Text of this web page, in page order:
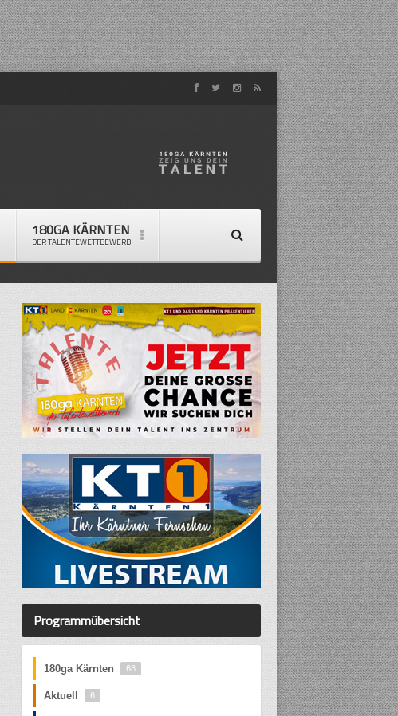
180GA KÄRNTEN
DER TALENTEWETTBEWERB
Programmübersicht
180ga Kärnten 68
Aktuell 6